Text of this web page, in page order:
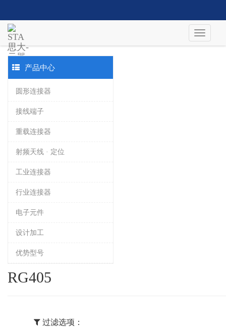
产品中心
圆形连接器
接线端子
重载连接器
射频天线 · 定位
工业连接器
行业连接器
电子元件
设计加工
优势型号
RG405
过滤选项：